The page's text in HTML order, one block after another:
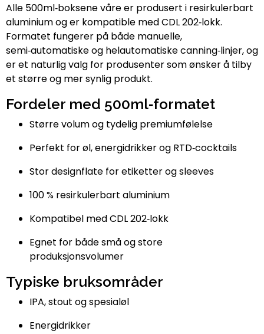
Alle 500ml‑boksene våre er produsert i resirkulerbart
aluminium og er kompatible med CDL 202‑lokk.
Formatet fungerer på både manuelle,
semi‑automatiske og helautomatiske canning‑linjer, og
er et naturlig valg for produsenter som ønsker å tilby
et større og mer synlig produkt.
Fordeler med 500ml‑formatet
Større volum og tydelig premiumfølelse
Perfekt for øl, energidrikker og RTD‑cocktails
Stor designflate for etiketter og sleeves
100 % resirkulerbart aluminium
Kompatibel med CDL 202‑lokk
Egnet for både små og store
produksjonsvolumer
Typiske bruksområder
IPA, stout og spesialøl
Energidrikker